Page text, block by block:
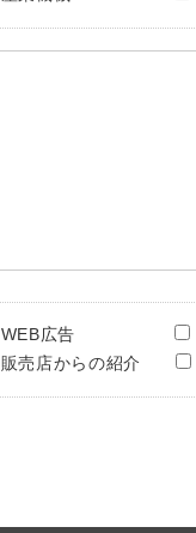
WEB広告
販売店からの紹介